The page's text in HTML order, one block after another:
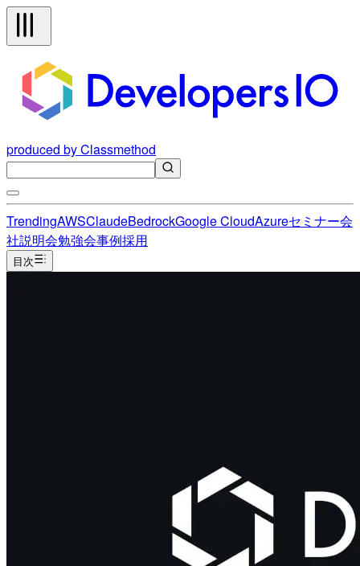
produced by Classmethod
TrendingAWSClaudeBedrockGoogle CloudAzureセミナー会
社説明会勉強会事例採用
目次